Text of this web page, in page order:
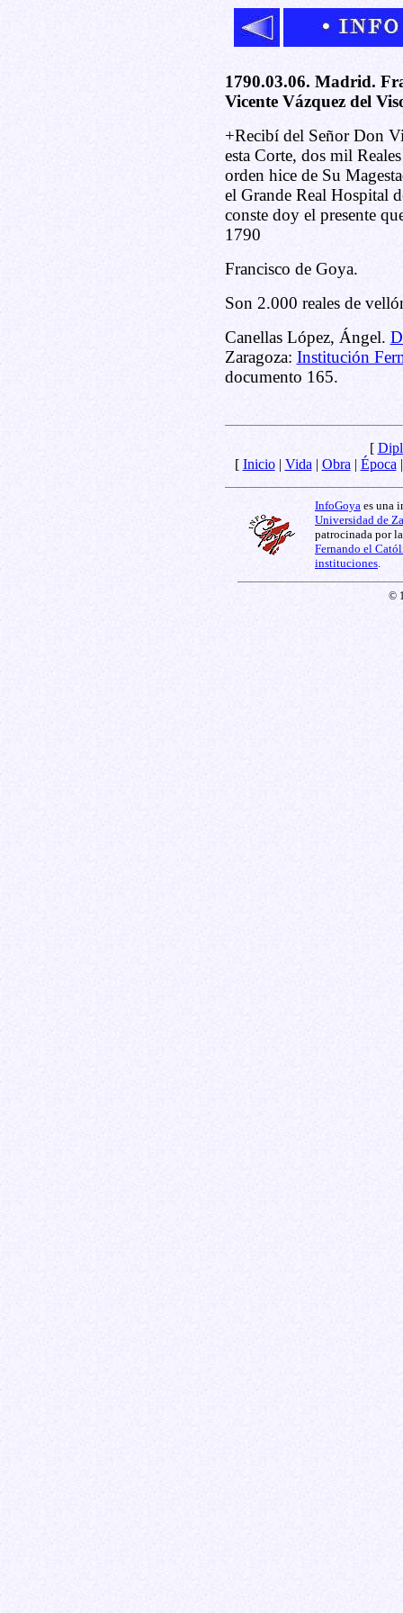
1790.03.06. Madrid.
Vicente Vázquez del
+Recibí del Señor Don
esta Corte, dos mil
orden hice de Su
el Grande Real Hospital
conste doy el presente
1790
Francisco de Goya.
Son 2.000 reales de
Canellas López, Ángel.
Zaragoza: Institución
documento 165.
[
[ Inicio| Vida | Obra | Época
InfoGoya es una
Universidad de
patrocinada por
Fernando el
instituciones
©